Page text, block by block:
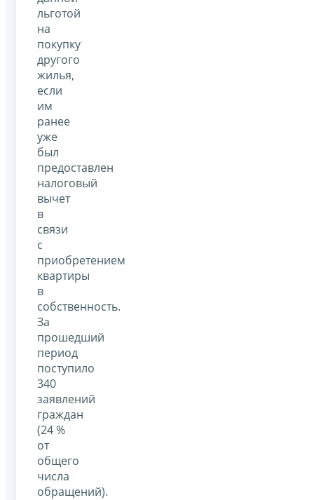
льготой
на
покупку
другого
жилья,
если
им
ранее
уже
был
предоставлен
налоговый
вычет
в
связи
с
приобретением
квартиры
в
собственность.
За
прошедший
период
поступило
340
заявлений
граждан
(24 %
от
общего
числа
обращений).